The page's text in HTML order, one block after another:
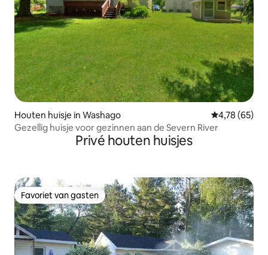
Houten huisje in Washago Gemiddelde
4,78 (65)
Gezellig huisje voor gezinnen aan de Severn River
Privé houten huisjes
Favoriet van gasten
Favoriet van gasten